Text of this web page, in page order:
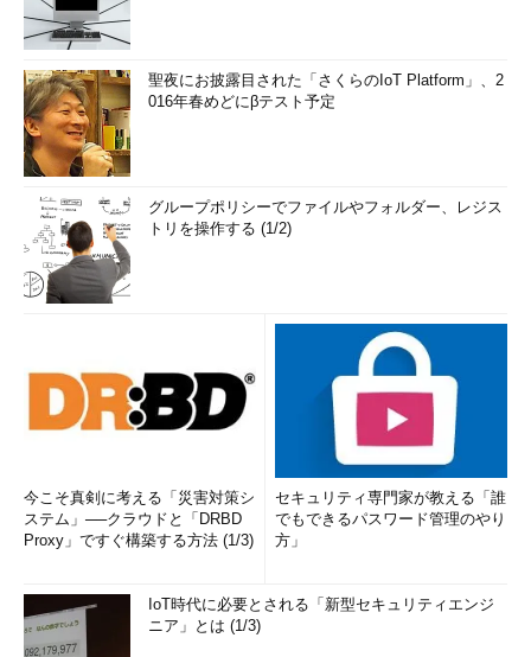
聖夜にお披露目された「さくらのIoT Platform」、2
016年春めどにβテスト予定
グループポリシーでファイルやフォルダー、レジス
トリを操作する (1/2)
今こそ真剣に考える「災害対策シ
ステム」──クラウドと「DRBD
Proxy」ですぐ構築する方法 (1/3)
セキュリティ専門家が教える「誰
でもできるパスワード管理のやり
方」
IoT時代に必要とされる「新型セキュリティエンジ
ニア」とは (1/3)